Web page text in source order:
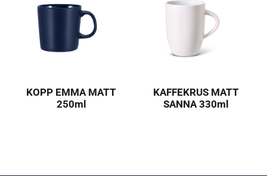
KOPP EMMA MATT
250ml
KAFFEKRUS MATT
SANNA 330ml